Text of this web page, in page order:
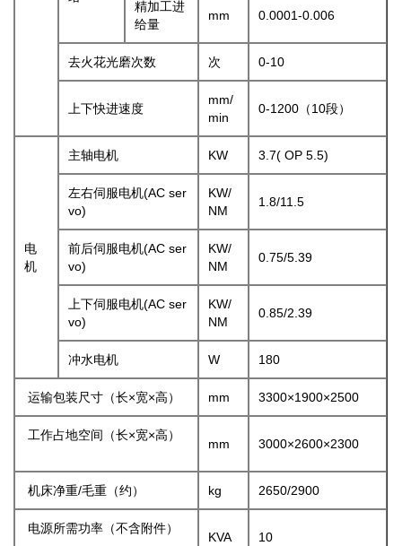
精加工进
给量
mm 0.0001-0.006
去火花光磨次数 次 0-10
上下快进速度
mm/
min
0-1200（10段）
电
机
主轴电机 KW 3.7( OP 5.5)
左右伺服电机(AC ser
vo)
KW/
NM
1.8/11.5
前后伺服电机(AC ser
vo)
KW/
NM
0.75/5.39
上下伺服电机(AC ser
vo)
KW/
NM
0.85/2.39
冲水电机 W 180
运输包装尺寸（长×宽×高） mm 3300×1900×2500
工作占地空间（长×宽×高）
mm 3000×2600×2300
机床净重/毛重（约） kg 2650/2900
电源所需功率（不含附件）
KVA 10